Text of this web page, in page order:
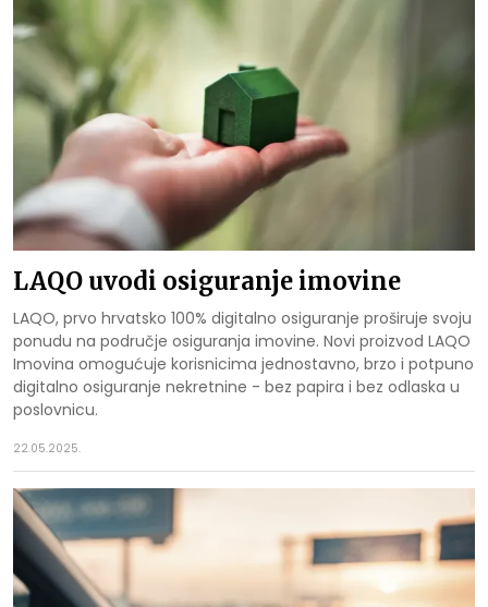
LAQO uvodi osiguranje imovine
LAQO, prvo hrvatsko 100% digitalno osiguranje proširuje svoju
ponudu na područje osiguranja imovine. Novi proizvod LAQO
Imovina omogućuje korisnicima jednostavno, brzo i potpuno
digitalno osiguranje nekretnine - bez papira i bez odlaska u
poslovnicu.
22.05.2025.